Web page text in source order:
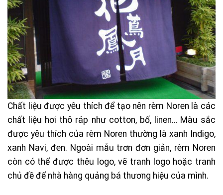
Chất liệu được yêu thích để tạo nên rèm Noren là các
chất liệu hơi thô ráp như cotton, bố, linen… Màu sắc
được yêu thích của rèm Noren thường là xanh Indigo,
xanh Navi, đen. Ngoài mẫu trơn đơn giản, rèm Noren
còn có thể được thêu logo, vẽ tranh logo hoặc tranh
chủ đề để nhà hàng quảng bá thương hiệu của mình.